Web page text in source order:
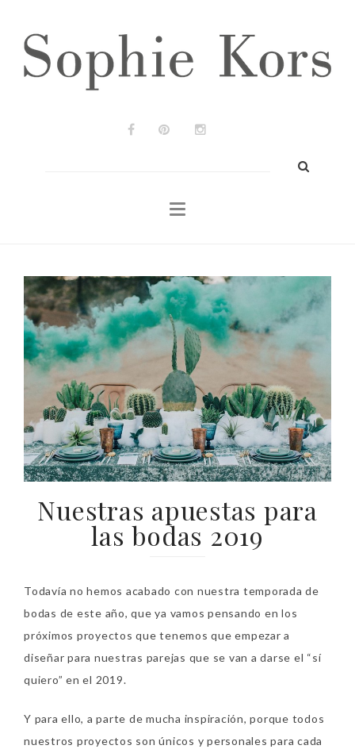
Bodas & Eventos
Nuestras apuestas para
las bodas 2019
Todavía no hemos acabado con nuestra temporada de
bodas de este año, que ya vamos pensando en los
próximos proyectos que tenemos que empezar a
diseñar para nuestras parejas que se van a darse el “sí
quiero” en el 2019.
Y para ello, a parte de mucha inspiración, porque todos
nuestros proyectos son únicos y personales para cada